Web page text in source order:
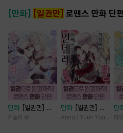
[만화] [일권만] 로맨스 만화 단
만화
[일권만] 죽
을 뻔한 늑대가 운
카놀라 유
만화
[일권만] 왕
태자님과의 약혼을
Anno / Yuuri Yuudachi
만
약
하